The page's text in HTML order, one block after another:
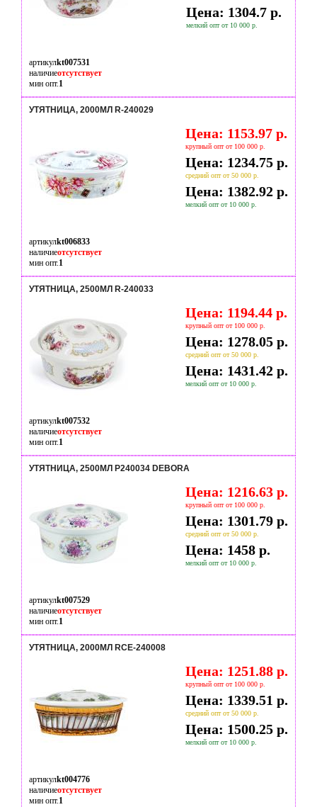
Цена: 1304.7 р.
мелкий опт от 10 000 р.
артикулkt007531
наличиеотсутствует
мин опт.1
УТЯТНИЦА, 2000МЛ R-240029
Цена: 1153.97 р.
крупный опт от 100 000 р.
Цена: 1234.75 р.
средний опт от 50 000 р.
Цена: 1382.92 р.
мелкий опт от 10 000 р.
артикулkt006833
наличиеотсутствует
мин опт.1
УТЯТНИЦА, 2500МЛ R-240033
Цена: 1194.44 р.
крупный опт от 100 000 р.
Цена: 1278.05 р.
средний опт от 50 000 р.
Цена: 1431.42 р.
мелкий опт от 10 000 р.
артикулkt007532
наличиеотсутствует
мин опт.1
УТЯТНИЦА, 2500МЛ P240034 DEBORA
Цена: 1216.63 р.
крупный опт от 100 000 р.
Цена: 1301.79 р.
средний опт от 50 000 р.
Цена: 1458 р.
мелкий опт от 10 000 р.
артикулkt007529
наличиеотсутствует
мин опт.1
УТЯТНИЦА, 2000МЛ RCE-240008
Цена: 1251.88 р.
крупный опт от 100 000 р.
Цена: 1339.51 р.
средний опт от 50 000 р.
Цена: 1500.25 р.
мелкий опт от 10 000 р.
артикулkt004776
наличиеотсутствует
мин опт.1